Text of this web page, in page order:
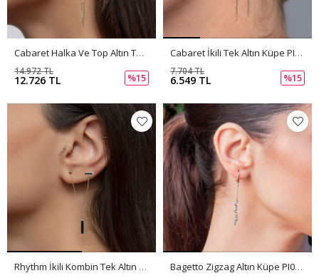
Cabaret Halka Ve Top Altın Tek Küpe PI0154
12.726 TL
14.972 TL
%15
Cabaret İkili Tek Altın Küpe PI0155
6.549 TL
7.704 TL
%15
Rhythm İkili Kombin Tek Altın Küpe PI0153 Bagetto Zigzag Altın Küpe PI0151